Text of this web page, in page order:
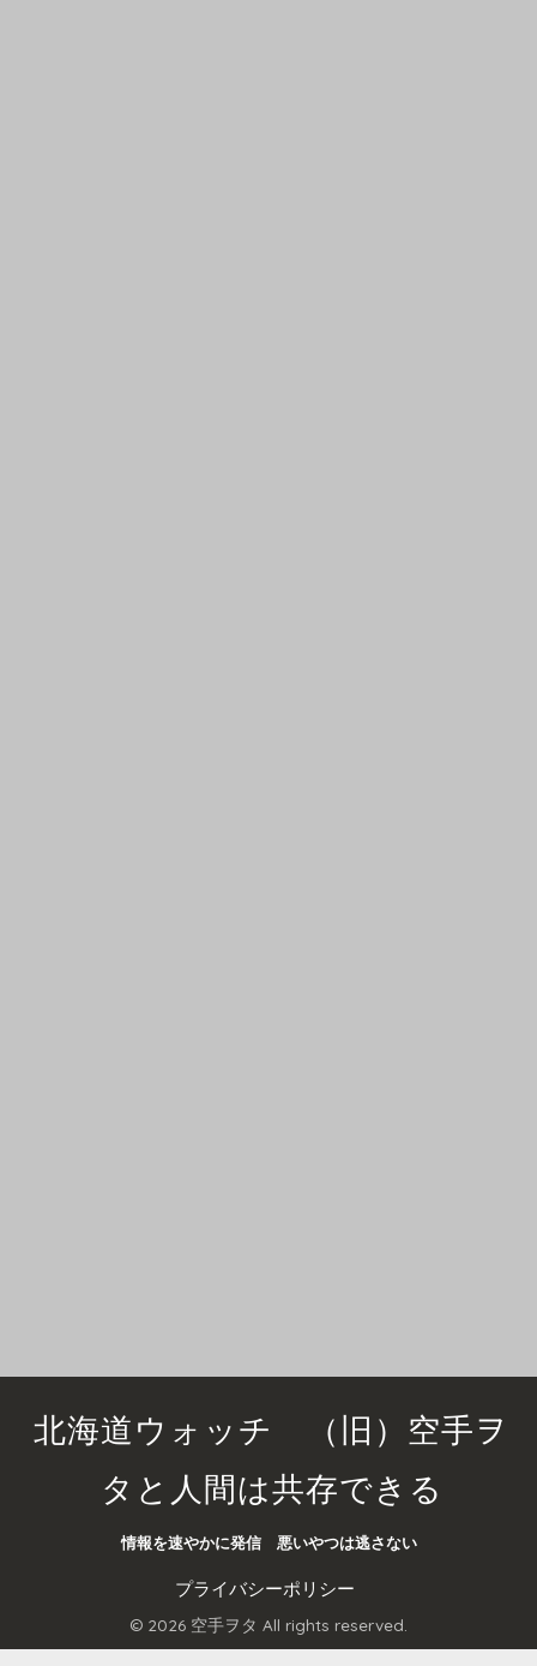
北海道ウォッチ （旧）空手ヲ
タと人間は共存できる
情報を速やかに発信 悪いやつは逃さない
プライバシーポリシー
© 2026 空手ヲタ All rights reserved.